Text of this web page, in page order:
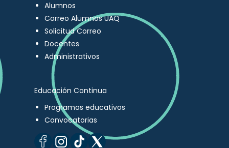
Alumnos
Correo Alumnos UAQ
Solicitud Correo
Docentes
Administrativos
Educación Continua
Programas educativos
Convocatorias